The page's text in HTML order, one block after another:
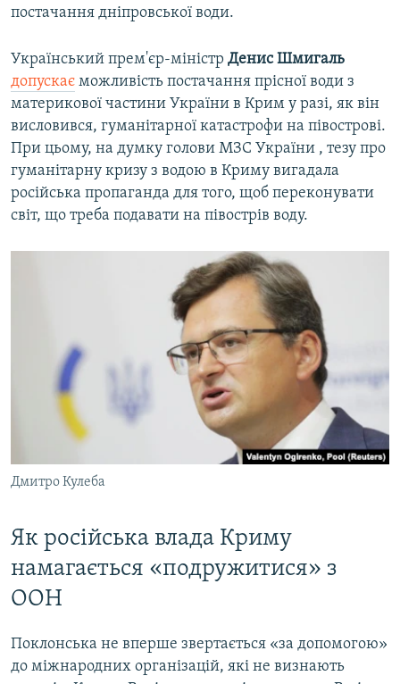
постачання дніпровської води.
Український прем'єр-міністр Денис Шмигаль
допускає можливість постачання прісної води з
материкової частини України в Крим у разі, як він
висловився, гуманітарної катастрофи на півострові.
При цьому, на думку голови МЗС України , тезу про
гуманітарну кризу з водою в Криму вигадала
російська пропаганда для того, щоб переконувати
світ, що треба подавати на півострів воду.
Дмитро Кулеба
Як російська влада Криму
намагається «подружитися» з
ООН
Поклонська не вперше звертається «за допомогою»
до міжнародних організацій, які не визнають